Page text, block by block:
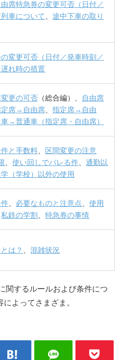
由席特急券の変更可否（日付／
車について 、途中下車の取り
変更可否（日付／発車時刻／
れ時の措置
更の可否 （総合編）、 自由席
定席→自由席 、指定席→自由
→普通車（指定席・自由席）
と手数料
区間変更の注意
、使い回しでバレる件 、通勤以
（学校）以外の使用
必要なものと注意点 、使用
私鉄の学割 、特急券の事情
は？ 、混雑状況
関するルールおよび条件につ
よってさまざま。